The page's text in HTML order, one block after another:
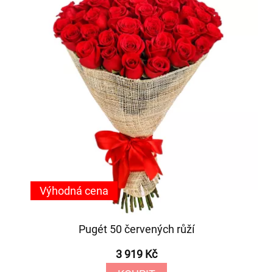
Pugét 50 červených růží
3 919 Kč
Výhodná cena